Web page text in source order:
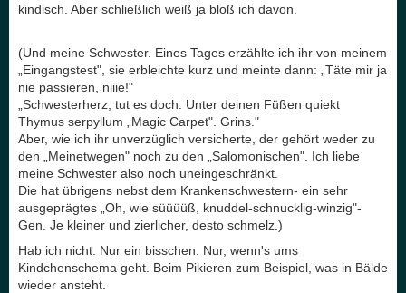
kindisch. Aber schließlich weiß ja bloß ich davon.
(Und meine Schwester. Eines Tages erzählte ich ihr von meinem
„Eingangstest", sie erbleichte kurz und meinte dann: „Täte mir ja
nie passieren, niiie!"
„Schwesterherz, tut es doch. Unter deinen Füßen quiekt
Thymus serpyllum „Magic Carpet". Grins."
Aber, wie ich ihr unverzüglich versicherte, der gehört weder zu
den „Meinetwegen" noch zu den „Salomonischen". Ich liebe
meine Schwester also noch uneingeschränkt.
Die hat übrigens nebst dem Krankenschwestern- ein sehr
ausgeprägtes „Oh, wie süüüüß, knuddel-schnucklig-winzig"-
Gen. Je kleiner und zierlicher, desto schmelz.)
Hab ich nicht. Nur ein bisschen. Nur, wenn's ums
Kindchenschema geht. Beim Pikieren zum Beispiel, was in Bälde
wieder ansteht.